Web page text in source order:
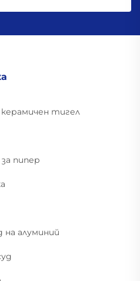
керамичен тигел
пипер
алуминий